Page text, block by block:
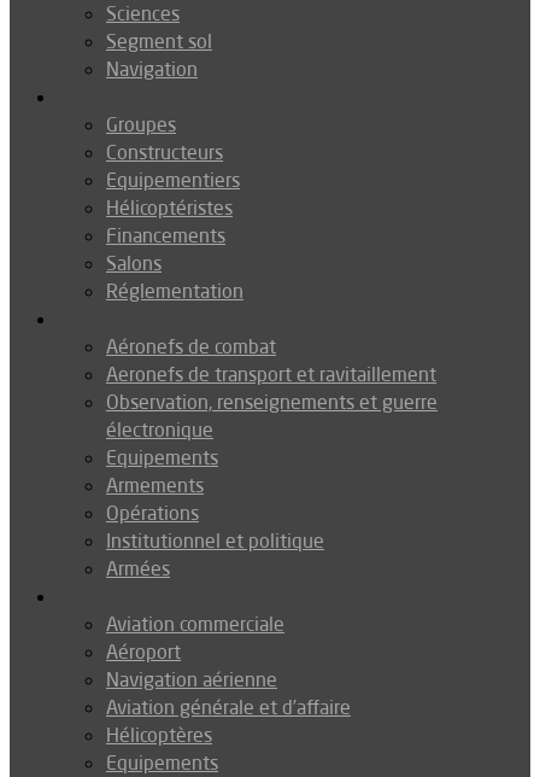
Sciences
Segment sol
Navigation
Groupes
Constructeurs
Equipementiers
Hélicoptéristes
Financements
Salons
Réglementation
Aéronefs de combat
Aeronefs de transport et ravitaillement
Observation, renseignements et guerre
électronique
Equipements
Armements
Opérations
Institutionnel et politique
Armées
Aviation commerciale
Aéroport
Navigation aérienne
Aviation générale et d’affaire
Hélicoptères
Equipements